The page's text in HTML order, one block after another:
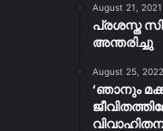
August 21, 2021
പ്രശസ്ത
അന്തരിച്ചു
August 25, 2022
‘ഞാനും